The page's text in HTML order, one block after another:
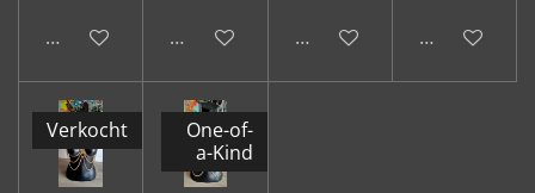
In winkelwagenIn winkelwagenHoud mij op de hoogte
In
Verkocht
One-of-
a-Kind